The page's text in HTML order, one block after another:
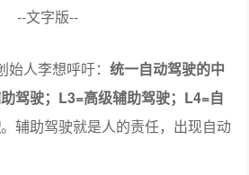
--文字版--
始人李想呼吁：统一自动驾驶的中
驾驶；L3=高级辅助驾驶；L4=自
。辅助驾驶就是人的责任，出现自动